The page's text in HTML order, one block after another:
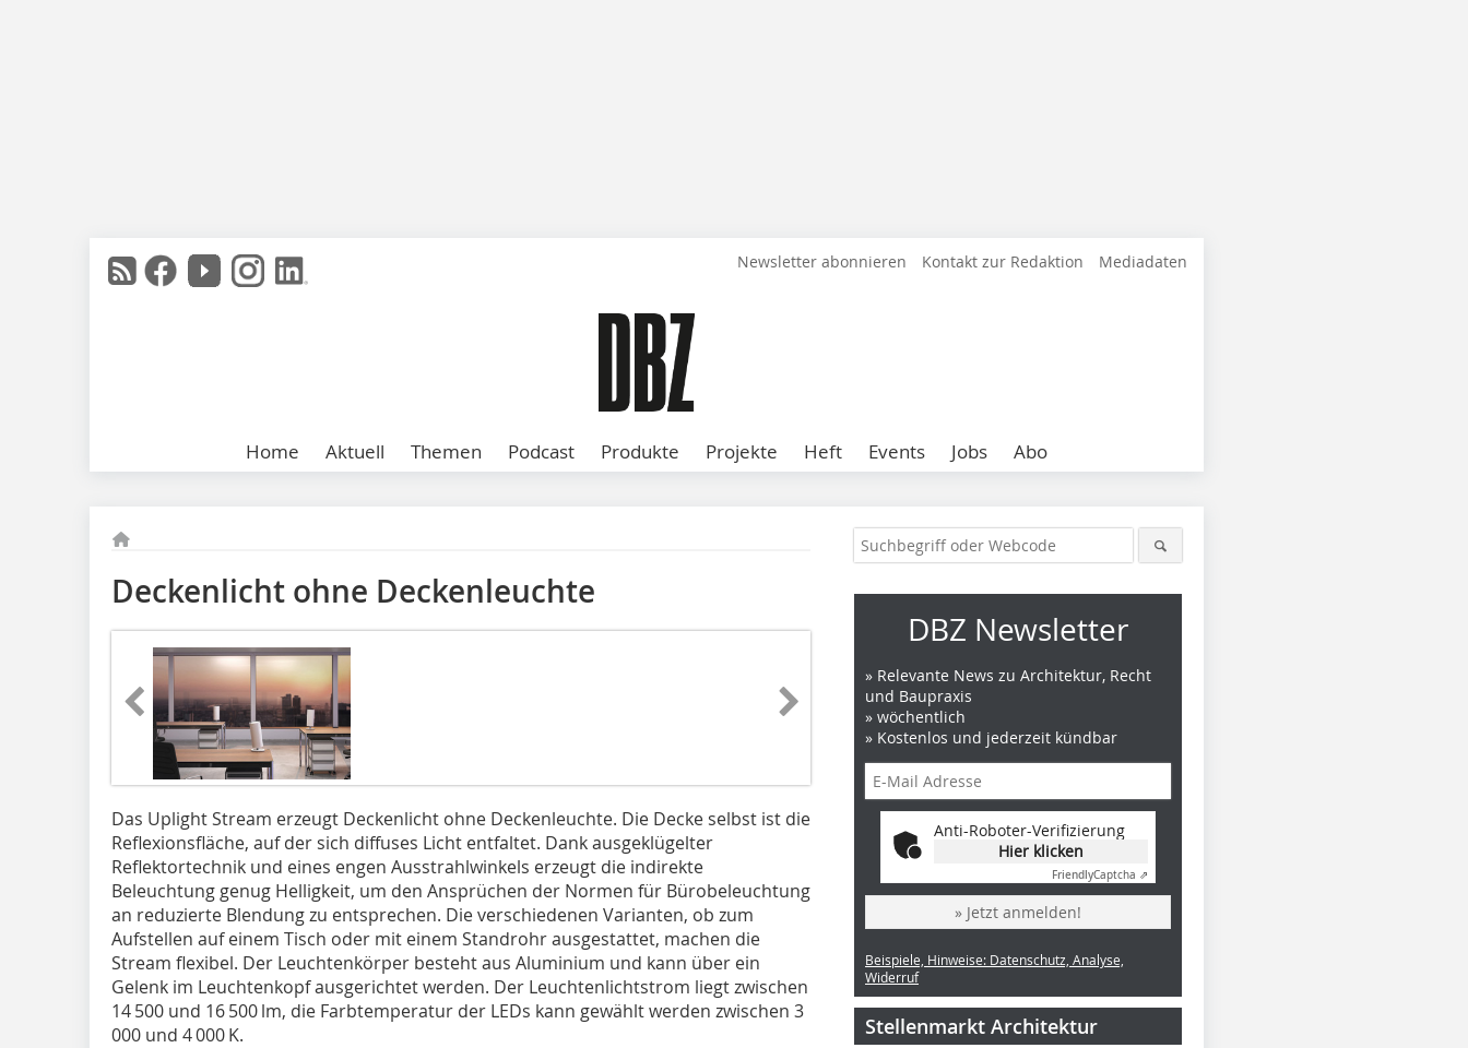
Newsletter abonnieren Kontakt zur Redaktion Mediadaten
Home Aktuell Themen Podcast Produkte Projekte Heft Events Jobs Abo
Deckenlicht ohne Deckenleuchte
Das Uplight Stream erzeugt Deckenlicht ohne Deckenleuchte. Die Decke selbst ist die
Reflexionsfläche, auf der sich diffuses Licht entfaltet. Dank ausgeklügelter
Reflektortechnik und eines engen Ausstrahlwinkels erzeugt die indirekte
Beleuchtung genug Helligkeit, um den Ansprüchen der Normen für Bürobeleuchtung
an reduzierte Blendung zu entsprechen. Die verschiedenen Varianten, ob zum
Aufstellen auf einem Tisch oder mit einem Standrohr ausgestattet, machen die
Stream flexibel. Der Leuchtenkörper besteht aus Aluminium und kann über ein
Gelenk im Leuchtenkopf ausgerichtet werden. Der Leuchtenlichtstrom liegt zwischen
14 500 und 16 500 lm, die Farbtemperatur der LEDs kann gewählt werden zwischen 3
000 und 4 000 K.
DBZ Newsletter
» Relevante News zu Architektur, Recht
und Baupraxis
» wöchentlich
» Kostenlos und jederzeit kündbar
Anti-Roboter-Verifizierung
Hier klicken
FriendlyCaptcha ⇗
» Jetzt anmelden!
Beispiele, Hinweise: Datenschutz, Analyse,
Widerruf
Stellenmarkt Architektur